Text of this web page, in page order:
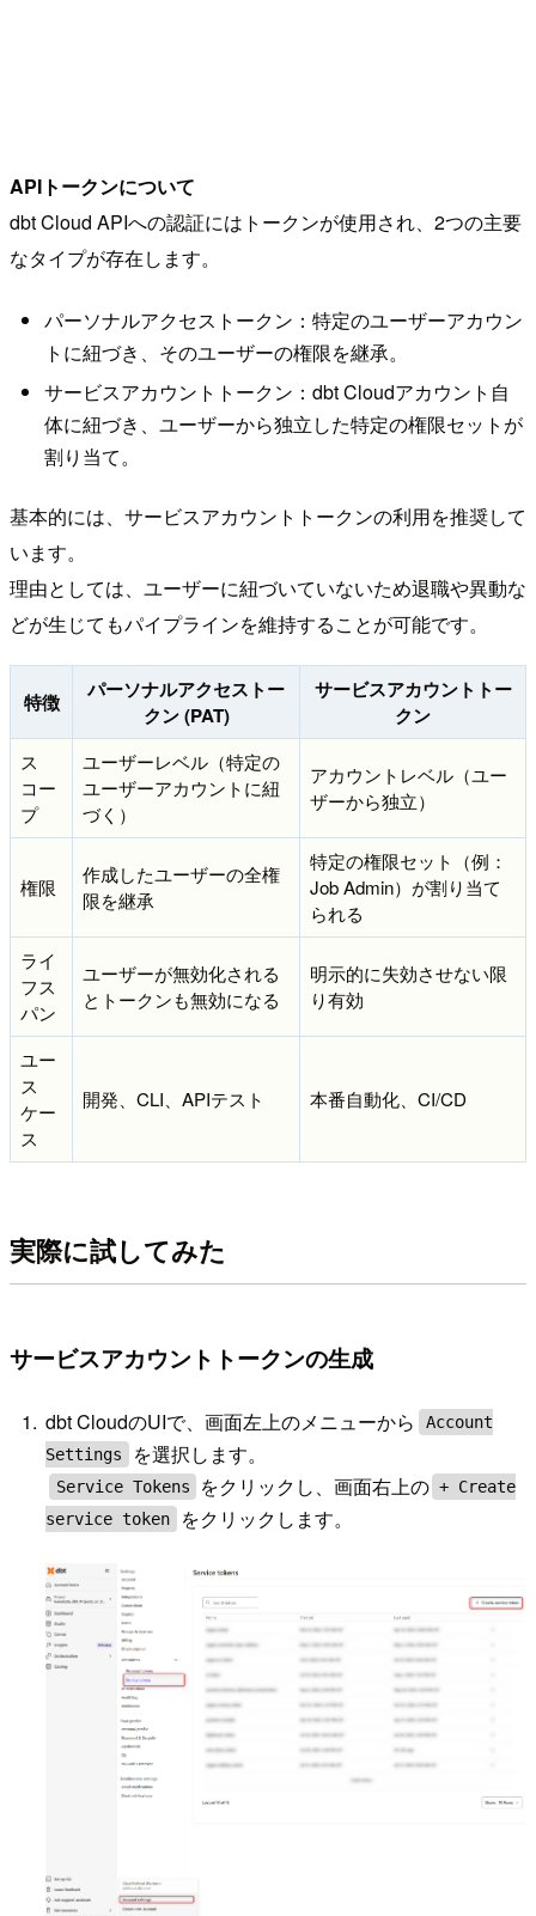
APIトークンについて
dbt Cloud APIへの認証にはトークンが使用され、2つの主要
なタイプが存在します。
パーソナルアクセストークン：特定のユーザーアカウン
トに紐づき、そのユーザーの権限を継承。
サービスアカウントトークン：dbt Cloudアカウント自
体に紐づき、ユーザーから独立した特定の権限セットが
割り当て。
基本的には、サービスアカウントトークンの利用を推奨して
います。
理由としては、ユーザーに紐づいていないため退職や異動な
どが生じてもパイプラインを維持することが可能です。
特徴
パーソナルアクセストー
クン (PAT)
サービスアカウントトー
クン
ス
コー
プ
ユーザーレベル（特定の
ユーザーアカウントに紐
づく）
アカウントレベル（ユー
ザーから独立）
権限
作成したユーザーの全権
限を継承
特定の権限セット（例：
Job Admin）が割り当て
られる
ライ
フス
パン
ユーザーが無効化される
とトークンも無効になる
明示的に失効させない限
り有効
ユー
ス
ケー
ス
開発、CLI、APIテスト 本番自動化、CI/CD
実際に試してみた
サービスアカウントトークンの生成
dbt CloudのUIで、画面左上のメニューから
Account
Settings
を選択します。
Service Tokens をクリックし、画面右上の + Create
service token
をクリックします。